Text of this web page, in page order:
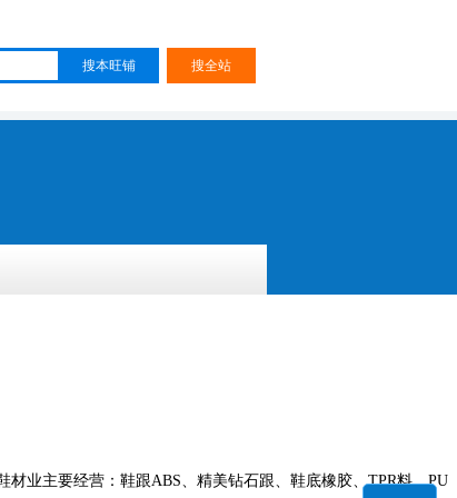
材业主要经营：鞋跟ABS、精美钻石跟、鞋底橡胶、TPR料、PU